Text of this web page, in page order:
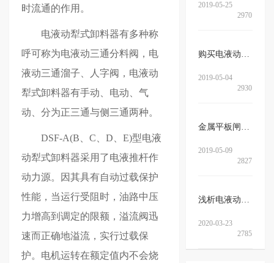
时流通的作用。
电液动犁式卸料器有多种称
呼可称为电液动三通分料阀，电
液动三通溜子、人字阀，电液动
犁式卸料器有手动、电动、气
动、分为正三通与侧三通两种。
DSF-A(B、C、D、E)型电液
动犁式卸料器采用了电液推杆作
动力源。因其具有自动过载保护
性能，当运行受阻时，油路中压
力增高到调定的限额，溢流阀迅
速而正确地溢流，实行过载保
护。电机运转在额定值内不会烧
2019-05-25
2970
购买电液动犁式卸料器注意事项
2019-05-04
2930
金属平板闸门的特点介绍
2019-05-09
2827
浅析电液动犁式卸料器在启动前需…
2020-03-23
2785